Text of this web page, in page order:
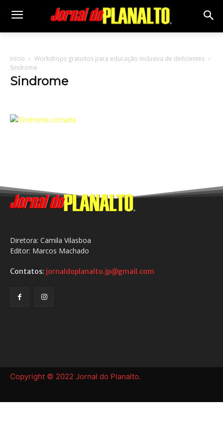
Início
Workshops gratuitos para educação inclusiva de deficientes
Sindrome
Sindrome
Diretora: Camila Vilasboa
Editor: Marcos Machado
Contatos: jornaldoplanalto.jp@gmail.com
Copyright © 2022 Jornal do Planalto.